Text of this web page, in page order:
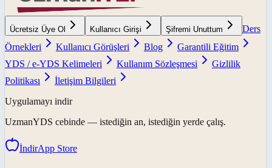
Ücretsiz Üye Ol Kullanıcı Girişi Şifremi Unuttum
Ders
Örnekleri
Kullanıcı Görüşleri Blog
Garantili Eğitim
YDS / e-YDS Kelimeleri
Kullanım Sözleşmesi
Gizlilik
Politikası
İletişim Bilgileri
Uygulamayı indir
UzmanYDS cebinde — istediğin an, istediğin yerde çalış.
İndirApp Store